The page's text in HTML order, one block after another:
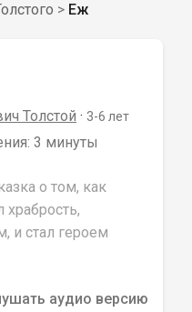
> Еж
Толстой · 3-6 лет
3 минуты
о том, как
и стал героем
аудио версию